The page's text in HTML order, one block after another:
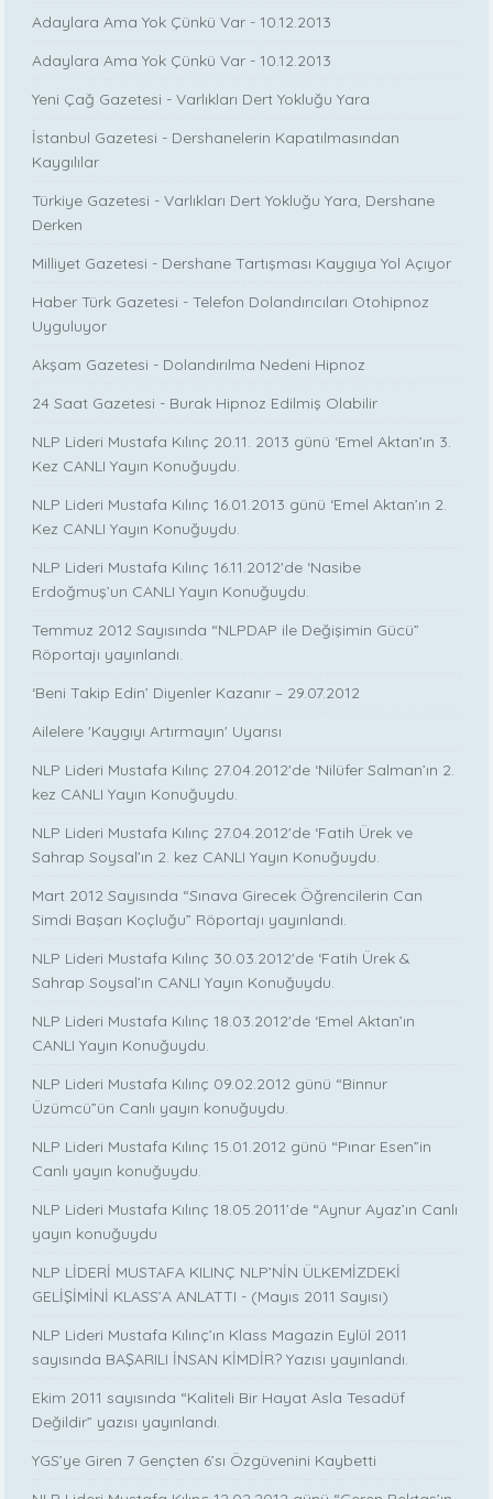
Adaylara Ama Yok Çünkü Var - 10.12.2013
Adaylara Ama Yok Çünkü Var - 10.12.2013
Yeni Çağ Gazetesi - Varlıkları Dert Yokluğu Yara
İstanbul Gazetesi - Dershanelerin Kapatılmasından
Kaygılılar
Türkiye Gazetesi - Varlıkları Dert Yokluğu Yara, Dershane
Derken
Milliyet Gazetesi - Dershane Tartışması Kaygıya Yol Açıyor
Haber Türk Gazetesi - Telefon Dolandırıcıları Otohipnoz
Uyguluyor
Akşam Gazetesi - Dolandırılma Nedeni Hipnoz
24 Saat Gazetesi - Burak Hipnoz Edilmiş Olabilir
NLP Lideri Mustafa Kılınç 20.11. 2013 günü ‘Emel Aktan’ın 3.
Kez CANLI Yayın Konuğuydu.
NLP Lideri Mustafa Kılınç 16.01.2013 günü ‘Emel Aktan’ın 2.
Kez CANLI Yayın Konuğuydu.
NLP Lideri Mustafa Kılınç 16.11.2012'de ‘Nasibe
Erdoğmuş’un CANLI Yayın Konuğuydu.
Temmuz 2012 Sayısında “NLPDAP ile Değişimin Gücü”
Röportajı yayınlandı.
‘Beni Takip Edin’ Diyenler Kazanır – 29.07.2012
Ailelere 'Kaygıyı Artırmayın' Uyarısı
NLP Lideri Mustafa Kılınç 27.04.2012'de ‘Nilüfer Salman’ın 2.
kez CANLI Yayın Konuğuydu.
NLP Lideri Mustafa Kılınç 27.04.2012'de ‘Fatih Ürek ve
Sahrap Soysal’ın 2. kez CANLI Yayın Konuğuydu.
Mart 2012 Sayısında “Sınava Girecek Öğrencilerin Can
Simdi Başarı Koçluğu” Röportajı yayınlandı.
NLP Lideri Mustafa Kılınç 30.03.2012'de ‘Fatih Ürek &
Sahrap Soysal’ın CANLI Yayın Konuğuydu.
NLP Lideri Mustafa Kılınç 18.03.2012'de ‘Emel Aktan’ın
CANLI Yayın Konuğuydu.
NLP Lideri Mustafa Kılınç 09.02.2012 günü “Binnur
Üzümcü”ün Canlı yayın konuğuydu.
NLP Lideri Mustafa Kılınç 15.01.2012 günü “Pınar Esen”in
Canlı yayın konuğuydu.
NLP Lideri Mustafa Kılınç 18.05.2011’de “Aynur Ayaz’ın Canlı
yayın konuğuydu
NLP LİDERİ MUSTAFA KILINÇ NLP’NİN ÜLKEMİZDEKİ
GELİŞİMİNİ KLASS’A ANLATTI - (Mayıs 2011 Sayısı)
NLP Lideri Mustafa Kılınç’ın Klass Magazin Eylül 2011
sayısında BAŞARILI İNSAN KİMDİR? Yazısı yayınlandı.
Ekim 2011 sayısında “Kaliteli Bir Hayat Asla Tesadüf
Değildir” yazısı yayınlandı.
YGS’ye Giren 7 Gençten 6’sı Özgüvenini Kaybetti